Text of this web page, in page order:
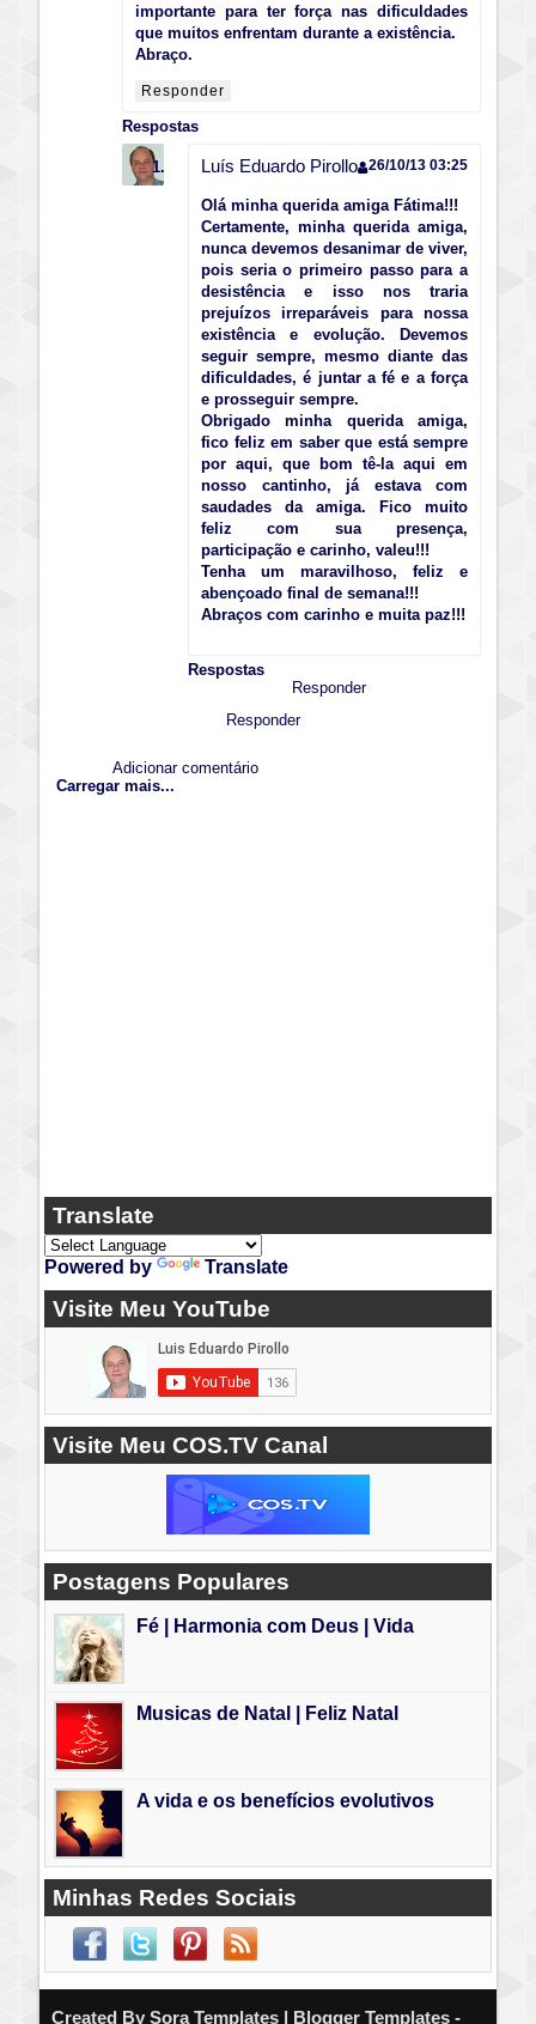
importante para ter força nas dificuldades
que muitos enfrentam durante a existência.
Abraço.
Responder
Respostas
Luís Eduardo Pirollo 26/10/13 03:25
Olá minha querida amiga Fátima!!!
Certamente, minha querida amiga,
nunca devemos desanimar de viver,
pois seria o primeiro passo para a
desistência e isso nos traria
prejuízos irreparáveis para nossa
existência e evolução. Devemos
seguir sempre, mesmo diante das
dificuldades, é juntar a fé e a força
e prosseguir sempre.
Obrigado minha querida amiga,
fico feliz em saber que está sempre
por aqui, que bom tê-la aqui em
nosso cantinho, já estava com
saudades da amiga. Fico muito
feliz com sua presença,
participação e carinho, valeu!!!
Tenha um maravilhoso, feliz e
abençoado final de semana!!!
Abraços com carinho e muita paz!!!
Respostas
Responder
Responder
Adicionar comentário
Carregar mais...
Translate
Powered by Translate
Visite Meu YouTube
Visite Meu COS.TV Canal
Postagens Populares
Fé | Harmonia com Deus | Vida
Musicas de Natal | Feliz Natal
A vida e os benefícios evolutivos
Minhas Redes Sociais
Created By Sora Templates | Blogger Templates -